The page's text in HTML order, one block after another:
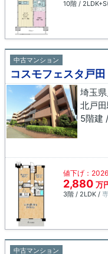
10階 /
中古マンション
コスモフェスタ戸田
埼玉
北戸
5階建
値下げ：
2,880 万
3階 / 2LDK /
中古マンション